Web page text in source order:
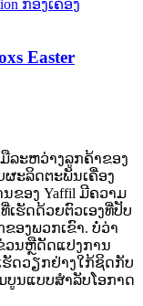
Easter
ລະຫວ່າງລູກຄ້າຂອງ
ຜະລິດຕະພັນເຄື່ອງ
ຂອງ Yaffil ມີຄວາມ
ຮັດດ້ວຍຕົວເອງທີ່ປັບ
ອງພວກເຂົາ. ບໍ່ວ່າ
ວນຫຼືດັດແປງການ
ຮັດວຽກຢ່າງໃກ້ຊິດກັບ
ບູນແບບສໍາລັບໂອກາດ